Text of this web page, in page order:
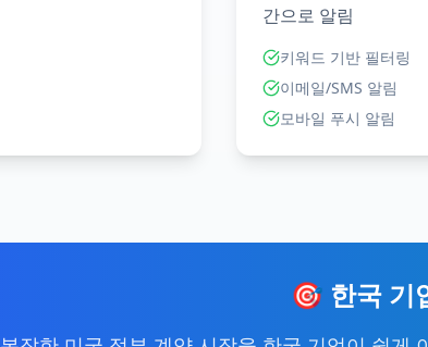
간으로 알림
키워드 기반 필터링
이메일/SMS 알림
모바일 푸시 알림
🎯 한국 기